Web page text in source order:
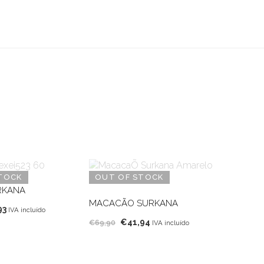
OIVA incluído
OUT OF STOCK
MACACÃO SURKANA
€69,90 O
€41,94 O
IVA incluído